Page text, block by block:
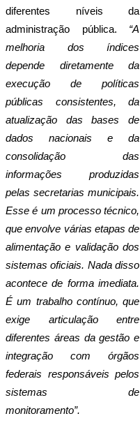
diferentes níveis da
administração pública. “A
melhoria dos índices
depende diretamente da
execução de políticas
públicas consistentes, da
atualização das bases de
dados nacionais e da
consolidação das
informações produzidas
pelas secretarias municipais.
Esse é um processo técnico,
que envolve várias etapas de
alimentação e validação dos
sistemas oficiais. Nada disso
acontece de forma imediata.
É um trabalho contínuo, que
exige articulação entre
diferentes áreas da gestão e
integração com órgãos
federais responsáveis pelos
sistemas de
monitoramento”.